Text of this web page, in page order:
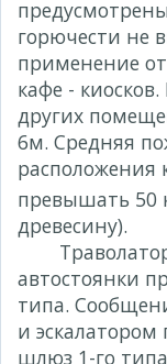
горючести не
применение
кафе -
других
6м. Средняя
расположения
превышать 50
древесину).
автостоянки
типа.
и эскалатором
шлюз 1-го